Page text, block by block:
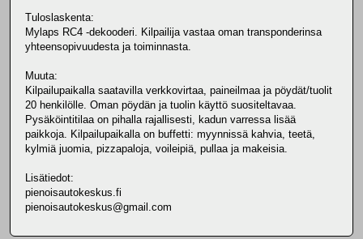
Tuloslaskenta:
Mylaps RC4 -dekooderi. Kilpailija vastaa oman transponderinsa
yhteensopivuudesta ja toiminnasta.
Muuta:
Kilpailupaikalla saatavilla verkkovirtaa, paineilmaa ja pöydät/tuolit
20 henkilölle. Oman pöydän ja tuolin käyttö suositeltavaa.
Pysäköintitilaa on pihalla rajallisesti, kadun varressa lisää
paikkoja. Kilpailupaikalla on buffetti: myynnissä kahvia, teetä,
kylmiä juomia, pizzapaloja, voileipiä, pullaa ja makeisia.
Lisätiedot:
pienoisautokeskus.fi
pienoisautokeskus@gmail.com